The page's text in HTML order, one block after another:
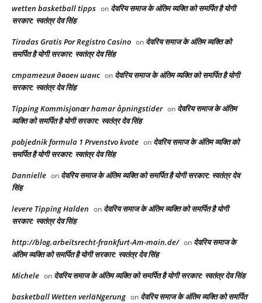
wetten basketball tipps on देवरिय समाज के अंतिम व्यक्ति को समर्पित है योगी
सरकार: स्वतंत्र देव सिंह
Tiradas Gratis Por Registro Casino on देवरिय समाज के अंतिम व्यक्ति को
समर्पित है योगी सरकार: स्वतंत्र देव सिंह
стратегия двоен шанс on देवरिय समाज के अंतिम व्यक्ति को समर्पित है योगी
सरकार: स्वतंत्र देव सिंह
Tipping Kommisjonær hamar åpningstider on देवरिय समाज के अंतिम
व्यक्ति को समर्पित है योगी सरकार: स्वतंत्र देव सिंह
pobjednik formula 1 Prvenstvo kvote on देवरिय समाज के अंतिम व्यक्ति को
समर्पित है योगी सरकार: स्वतंत्र देव सिंह
Dannielle on देवरिय समाज के अंतिम व्यक्ति को समर्पित है योगी सरकार: स्वतंत्र देव
सिंह
levere Tipping Halden on देवरिय समाज के अंतिम व्यक्ति को समर्पित है योगी
सरकार: स्वतंत्र देव सिंह
http://blog.arbeitsrecht-frankfurt-Am-main.de/ on देवरिय समाज के
अंतिम व्यक्ति को समर्पित है योगी सरकार: स्वतंत्र देव सिंह
Michele on देवरिय समाज के अंतिम व्यक्ति को समर्पित है योगी सरकार: स्वतंत्र देव सिंह
basketball Wetten verläNgerung on देवरिय समाज के अंतिम व्यक्ति को समर्पित